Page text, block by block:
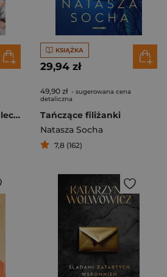
Ci którzy walczyli. Stulecie Winnych. Tom 2 wyd. specjalne
KSIĄŻKA
29,94 zł
49,90 zł - sugerowana cena
detaliczna
Tańczące filiżanki
Natasza Socha
7,8 (162)